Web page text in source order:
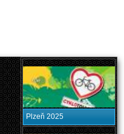
Plzeň 2025